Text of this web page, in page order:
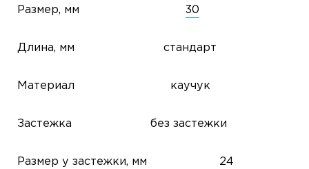
Размер, мм 30
Длина, мм стандарт
Материал каучук
Застежка без застежки
Размер у застежки, мм 24